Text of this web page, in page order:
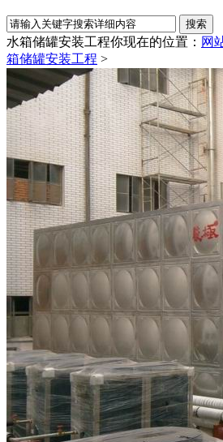
水箱储罐安装工程你现在的位置： 网
箱储罐安装工程 >